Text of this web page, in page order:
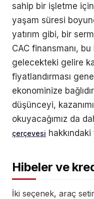
sahip bir işletme
yaşam süresi
yatırım gibi, bir
CAC finansmanı,
gelecekteki gelire
fiyatlandırması
ekonominize
düşünceyi,
okuyacağımız da
çerçevesi hakkındaki
Hibeler ve
İki seçenek, araç